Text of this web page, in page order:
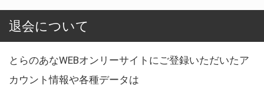
退会について
とらのあなWEBオンリーサイトにご登録いただいたア
カウント情報や各種データは